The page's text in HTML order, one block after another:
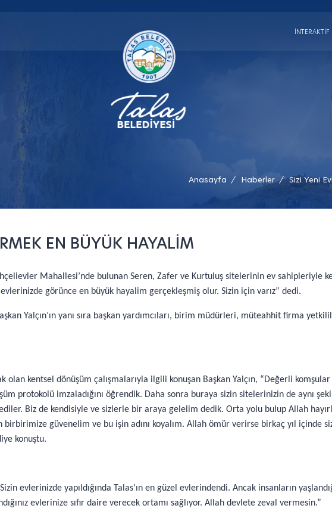
İNTERAKTIF
Anasayfa / Haberler / Sizi Yeni
EN BÜYÜK HAYALİM
Mahallesi’nde bulunan Seren, Zafer ve Kurtuluş sitelerinin ev sahipleriyle
görünce en büyük hayalim gerçekleşmiş olur. Sizin için varız” dedi.
Yalçın’ın yanı sıra başkan yardımcıları, birim müdürleri, müteahhit firma
olan kentsel dönüşüm çalışmalarıyla ilgili konuşan Başkan Yalçın, “Değerli
protokolü imzaladığını öğrendik. Daha sonra buraya sizin sitelerinizin de aynı
Biz de kendisiyle ve sizlerle bir araya gelelim dedik. Orta yolu bulup Allah
birbirimize güvenelim ve bu işin adını koyalım. Allah ömür verirse birkaç yıl içinde
konuştu.
evlerinizde yapıldığında Talas’ın en güzel evlerindendi. Ancak insanların
evlerinize sıfır daire verecek ortamı sağlıyor. Allah devlete zeval vermesin.”